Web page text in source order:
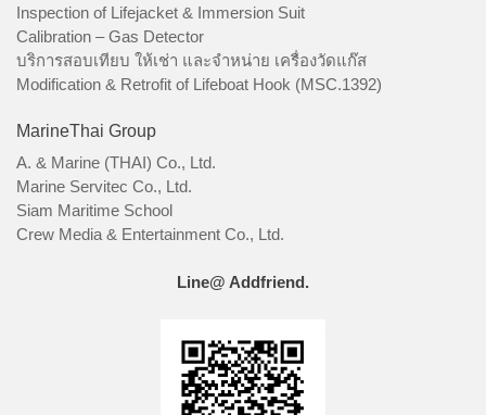
Inspection of Lifejacket & Immersion Suit
Calibration – Gas Detector
บริการสอบเทียบ ให้เช่า และจำหน่าย เครื่องวัดแก๊ส
Modification & Retrofit of Lifeboat Hook (MSC.1392)
MarineThai Group
A. & Marine (THAI) Co., Ltd.
Marine Servitec Co., Ltd.
Siam Maritime School
Crew Media & Entertainment Co., Ltd.
Line@ Addfriend.